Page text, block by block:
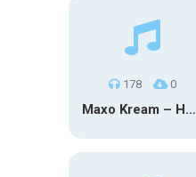
178 0
Maxo Kream – HOW TF I’M LUCKY